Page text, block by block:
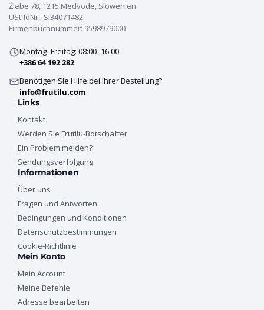
Žlebe 78, 1215 Medvode, Slowenien
USt-IdNr.: SI34071482
Firmenbuchnummer: 9598979000
Montag–Freitag: 08:00–16:00
+386 64 192 282
Benötigen Sie Hilfe bei Ihrer Bestellung?
info@frutilu.com
Links
Kontakt
Werden Sie Frutilu-Botschafter
Ein Problem melden?
Sendungsverfolgung
Informationen
Über uns
Fragen und Antworten
Bedingungen und Konditionen
Datenschutzbestimmungen
Cookie-Richtlinie
Mein Konto
Mein Account
Meine Befehle
Adresse bearbeiten